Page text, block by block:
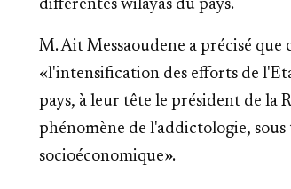
différentes wilayas du pays.
M. Ait Messaoudene a précisé
«l'intensification des efforts de
pays, à leur tête le président de la
phénomène de l'addictologie,
socioéconomique».